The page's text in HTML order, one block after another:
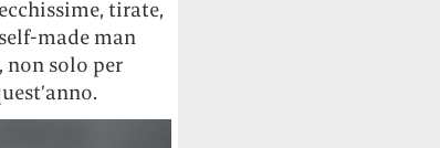
tirate,
made man
non solo per